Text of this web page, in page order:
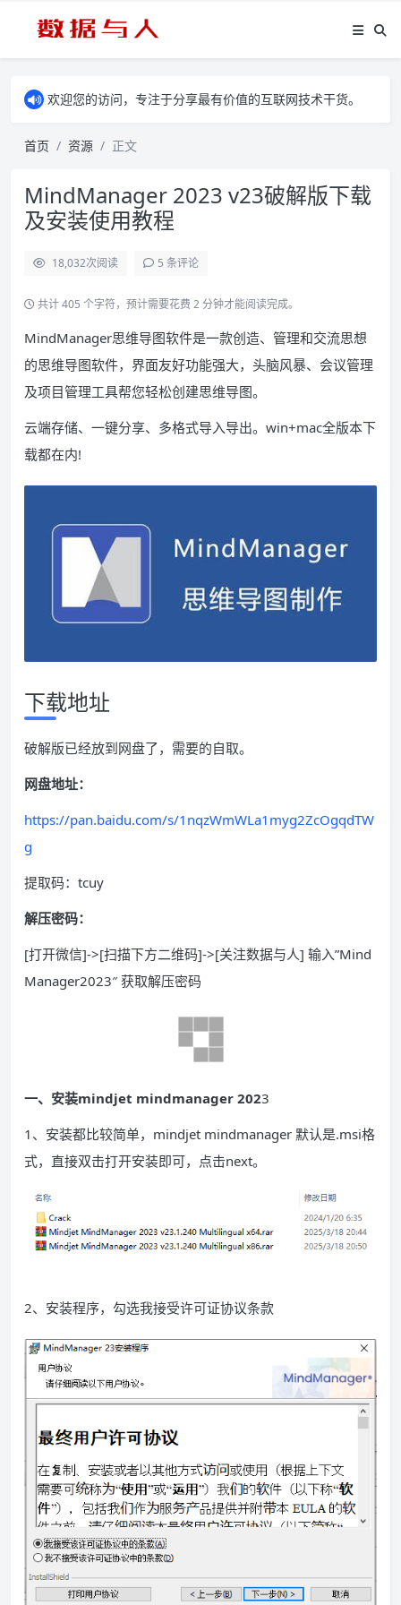
欢迎您的访问，专注于分享最有价值的互联网技术干货。
首页 资源 正文
MindManager 2023 v23破解版下载
及安装使用教程
18,032次阅读 5 条评论
共计 405 个字符，预计需要花费 2 分钟才能阅读完成。
MindManager思维导图软件是一款创造、管理和交流思想
的思维导图软件，界面友好功能强大，头脑风暴、会议管理
及项目管理工具帮您轻松创建思维导图。
云端存储、一键分享、多格式导入导出。win+mac全版本下
载都在内!
下载地址
破解版已经放到网盘了，需要的自取。
网盘地址：
https://pan.baidu.com/s/1nqzWmWLa1myg2ZcOgqdTW
g
提取码：tcuy
解压密码：
[打开微信]->[扫描下方二维码]->[关注数据与人] 输入”Mind
Manager2023″ 获取解压密码
一、安装mindjet mindmanager 2023
1、安装都比较简单，mindjet mindmanager 默认是.msi格
式，直接双击打开安装即可，点击next。
2、安装程序，勾选我接受许可证协议条款